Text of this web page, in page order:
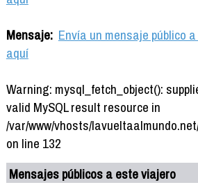
Mensaje: Envía un mensaje público
aquí
Warning: mysql_fetch_object():
valid MySQL result resource in
/var/www/vhosts/
on line 132
Mensajes públicos a este viajero